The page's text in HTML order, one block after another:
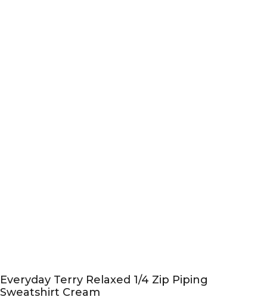
Everyday Terry Relaxed 1/4 Zip Piping
Sweatshirt Cream